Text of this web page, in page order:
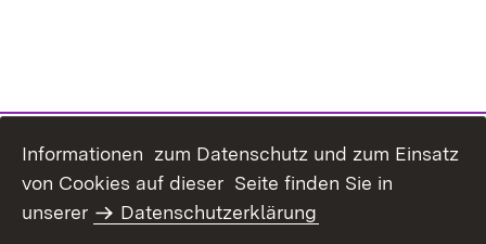
Informationen zum Datenschutz und zum Einsatz
von Cookies auf dieser Seite finden Sie in
unserer
Datenschutzerklärung